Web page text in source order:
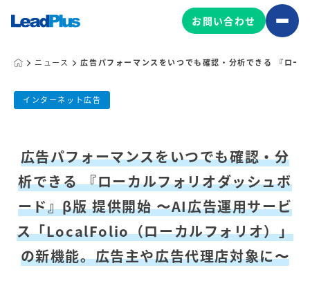
広告プロモーション
Web制作
マーケティングコンサルティング
コンテンツ制作
マーケティング基盤
マーケティング基盤の製品
Leadplus One MyFolio
サイトアクセス解析ダッシュ
ボード
HubSpot導入・運用
お問い合わせ
ニュース 広告パフォーマンスをいつでも確認・分析できる 『ロー
広告パフォーマンスをいつでも確認・
インターネット広告
リードプラス株式会社
広告パフォーマンスをいつでも確認・分
析できる 『ローカルフォリオダッシュボ
ード』β版 提供開始 〜AI広告運用サービ
ス「LocalFolio（ローカルフォリオ）」
の新機能。広告主や広告代理店対象に〜